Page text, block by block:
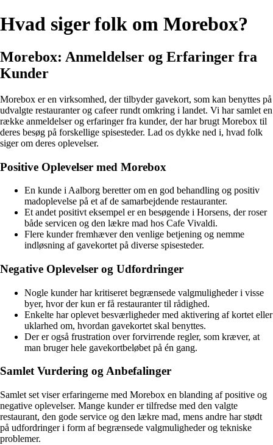
Hvad siger folk om Morebox?
Morebox: Anmeldelser og Erfaringer fra
Kunder
Morebox er en virksomhed, der tilbyder gavekort, som kan benyttes på
udvalgte restauranter og cafeer rundt omkring i landet. Vi har samlet en
række anmeldelser og erfaringer fra kunder, der har brugt Morebox til
deres besøg på forskellige spisesteder. Lad os dykke ned i, hvad folk
siger om deres oplevelser.
Positive Oplevelser med Morebox
En kunde i Aalborg beretter om en god behandling og positiv
madoplevelse på et af de samarbejdende restauranter.
Et andet positivt eksempel er en besøgende i Horsens, der roser
både servicen og den lækre mad hos Cafe Vivaldi.
Flere kunder fremhæver den venlige betjening og nemme
indløsning af gavekortet på diverse spisesteder.
Negative Oplevelser og Udfordringer
Nogle kunder har kritiseret begrænsede valgmuligheder i visse
byer, hvor der kun er få restauranter til rådighed.
Enkelte har oplevet besværligheder med aktivering af kortet eller
uklarhed om, hvordan gavekortet skal benyttes.
Der er også frustration over forvirrende regler, som kræver, at
man bruger hele gavekortbeløbet på én gang.
Samlet Vurdering og Anbefalinger
Samlet set viser erfaringerne med Morebox en blanding af positive og
negative oplevelser. Mange kunder er tilfredse med den valgte
restaurant, den gode service og den lækre mad, mens andre har stødt
på udfordringer i form af begrænsede valgmuligheder og tekniske
problemer.